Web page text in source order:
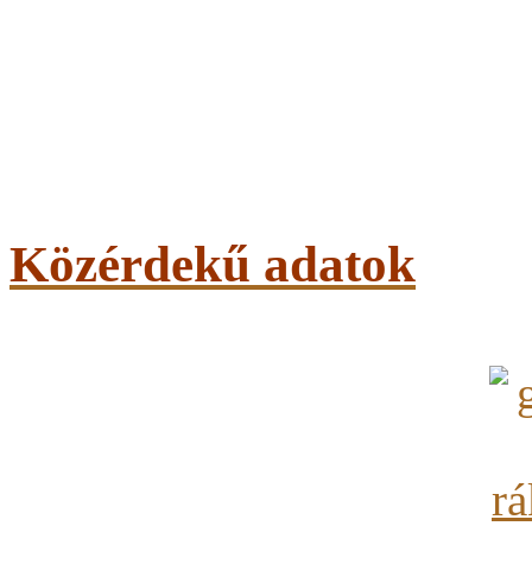
Közérdekű adatok